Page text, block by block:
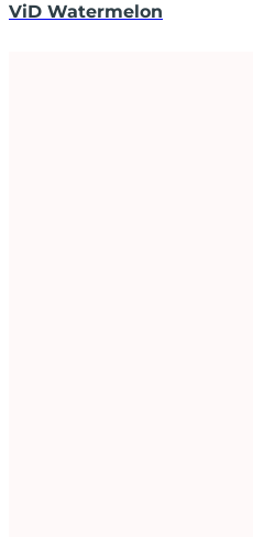
ViD Watermelon